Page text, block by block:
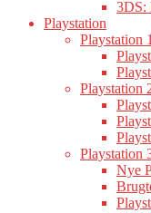
3DS:
Playstation
Playstation 1
Playstation
Playstation
Nye